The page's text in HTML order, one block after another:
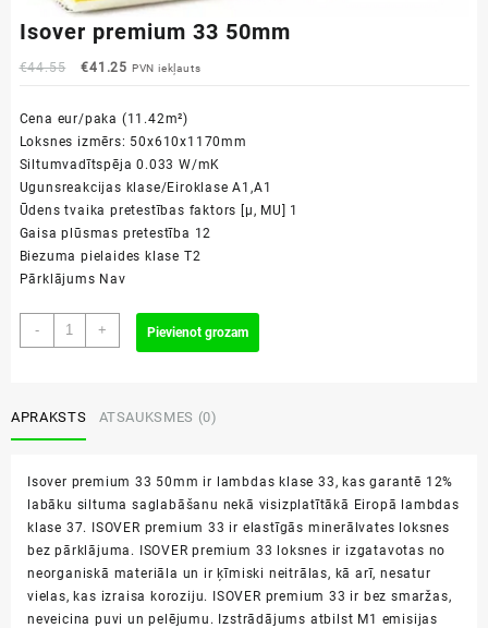
Isover premium 33 50mm
€44.55
Original
was:
€44.55.
€41.25Current
is:
€41.25.
PVN iekļauts
Cena eur/paka (11.42m²)
Loksnes izmērs: 50x610x1170mm
Siltumvadītspēja0.033 W/mK
Ugunsreakcijas klase/EiroklaseA1,A1
Ūdens tvaika pretestības faktors [µ, MU] 1
Gaisa plūsmas pretestība 12
Biezuma pielaides klase T2
Pārklājums Nav
-
Isover
premium
daudzums
+ Pievienot grozam
APRAKSTS ATSAUKSMES (0)
Isover premium 33 50mm ir lambdas klase 33, kas garantē 12%
labāku siltuma saglabāšanu nekā visizplatītākā Eiropā lambdas
klase 37. ISOVER premium 33 ir elastīgās minerālvates loksnes
bez pārklājuma. ISOVER premium 33 loksnes ir izgatavotas no
neorganiskā materiāla un ir ķīmiski neitrālas, kā arī, nesatur
vielas, kas izraisa koroziju. ISOVER premium 33 ir bez smaržas,
neveicina puvi un pelējumu. Izstrādājums atbilst M1 emisijas